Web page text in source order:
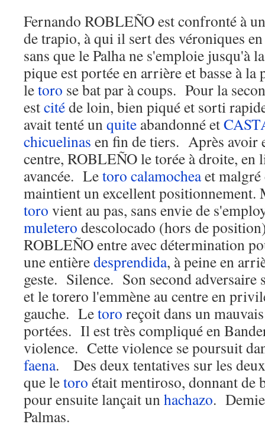
Fernando ROBLEÑO est confronté à
de trapio, à qui il sert des véroniques
sans que le Palha ne s'emploie jusqu'à
pique est portée en arrière et basse à la
letoro se bat par à coups. Pour la
estcitéde loin, bien piqué et sorti
avait tenté unquite abandonné et
chicuelinas en fin de tiers. Après avoir
centre, ROBLEÑO le torée à droite, en
avancée. Letoro calamocheaet malgré
maintient un excellent positionnement.
toro vient au pas, sans envie de
muletero descolocado (hors de
ROBLEÑO entre avec détermination
une entièredesprendida, à peine en
geste. Silence. Son second adversaire
et le torero l'emmène au centre en
gauche. Letoro reçoit dans un
portées. Il est très compliqué en
violence. Cette violence se poursuit
faena. Des deux tentatives sur les
que letoro était mentiroso, donnant de
pour ensuite lançait unhachazo.
Palmas.